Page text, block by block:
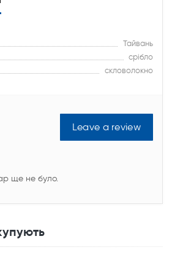
Тайвань
срібло
скловолокно
Leave a review
ще не було.